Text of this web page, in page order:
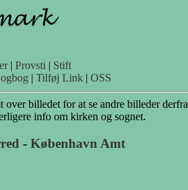
| Provsti | Stift
| Tilføj Link | OSS
billedet for at se andre billeder derfra
info om kirken og sognet.
- København Amt